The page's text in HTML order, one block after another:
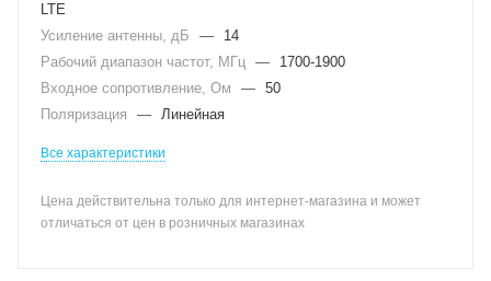
LTE
Усиление антенны, дБ
—
14
Рабочий диапазон частот, МГц —
1700-1900
Входное сопротивление, Ом
— 50
Поляризация
— Линейная
Все характеристики
Цена действительна только для интернет-магазина и может
отличаться от цен в розничных магазинах